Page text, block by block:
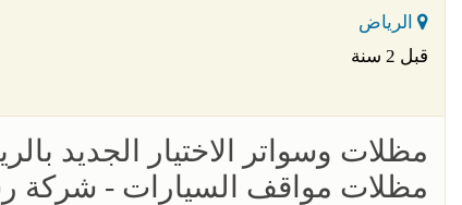
الرياض
قبل 2 سنة
مظلات مواقف السيارات - شركة